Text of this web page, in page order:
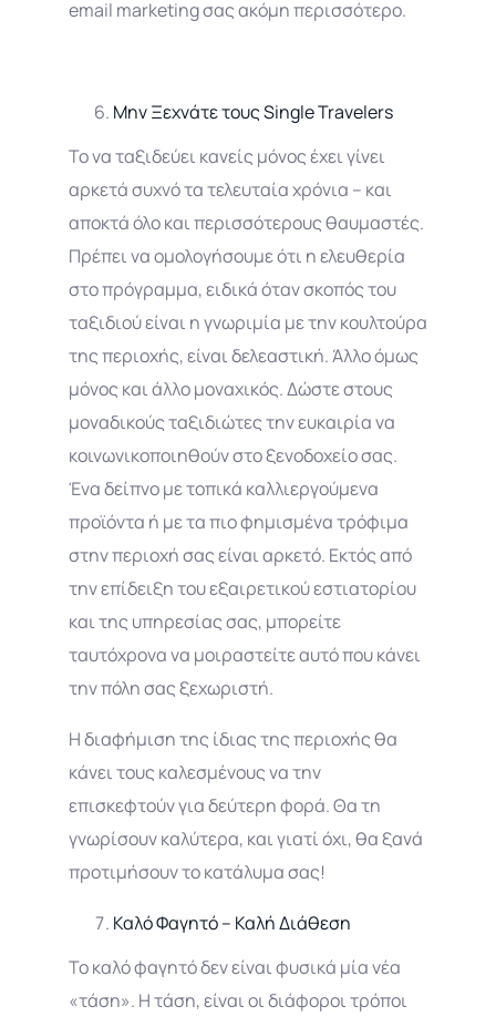
email marketing σας ακόμη περισσότερο.
Μην Ξεχνάτε τους Single Travelers
Το να ταξιδεύει κανείς μόνος έχει γίνει
αρκετά συχνό τα τελευταία χρόνια – και
αποκτά όλο και περισσότερους θαυμαστές.
Πρέπει να ομολογήσουμε ότι η ελευθερία
στο πρόγραμμα, ειδικά όταν σκοπός του
ταξιδιού είναι η γνωριμία με την κουλτούρα
της περιοχής, είναι δελεαστική. Άλλο όμως
μόνος και άλλο μοναχικός. Δώστε στους
μοναδικούς ταξιδιώτες την ευκαιρία να
κοινωνικοποιηθούν στο ξενοδοχείο σας.
Ένα δείπνο με τοπικά καλλιεργούμενα
προϊόντα ή με τα πιο φημισμένα τρόφιμα
στην περιοχή σας είναι αρκετό. Εκτός από
την επίδειξη του εξαιρετικού εστιατορίου
και της υπηρεσίας σας, μπορείτε
ταυτόχρονα να μοιραστείτε αυτό που κάνει
την πόλη σας ξεχωριστή.
Η διαφήμιση της ίδιας της περιοχής θα
κάνει τους καλεσμένους να την
επισκεφτούν για δεύτερη φορά. Θα τη
γνωρίσουν καλύτερα, και γιατί όχι, θα ξανά
προτιμήσουν το κατάλυμα σας!
Καλό Φαγητό – Καλή Διάθεση
Το καλό φαγητό δεν είναι φυσικά μία νέα
«τάση». Η τάση, είναι οι διάφοροι τρόποι